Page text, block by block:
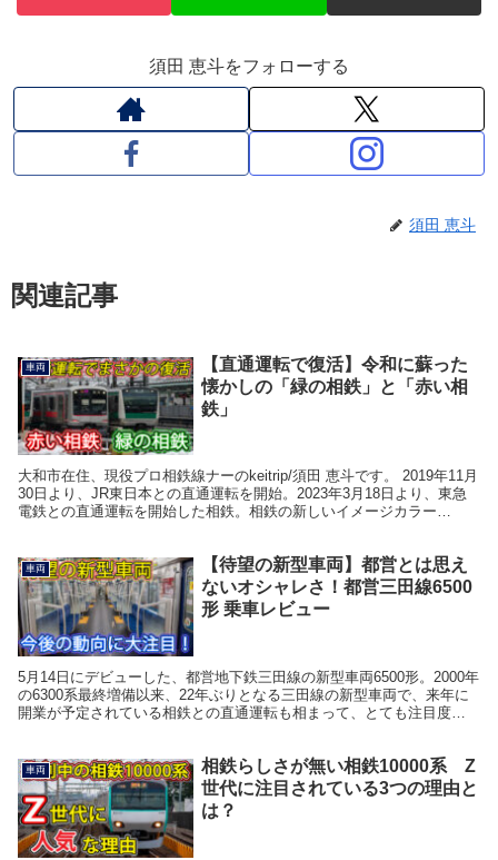
須田 恵斗をフォローする
須田 恵斗
関連記事
車両
【直通運転で復活】令和に蘇った
懐かしの「緑の相鉄」と「赤い相
鉄」
大和市在住、現役プロ相鉄線ナーのkeitrip/須田 恵斗です。 2019年11月
30日より、JR東日本との直通運転を開始。2023年3月18日より、東急
電鉄との直通運転を開始した相鉄。相鉄の新しいイメージカラー
車両
【待望の新型車両】都営とは思え
ないオシャレさ！都営三田線6500
形 乗車レビュー
5月14日にデビューした、都営地下鉄三田線の新型車両6500形。2000年
の6300系最終増備以来、22年ぶりとなる三田線の新型車両で、来年に
開業が予定されている相鉄との直通運転も相まって、とても注目度が
車両
相鉄らしさが無い相鉄10000系 Z
世代に注目されている3つの理由と
は？